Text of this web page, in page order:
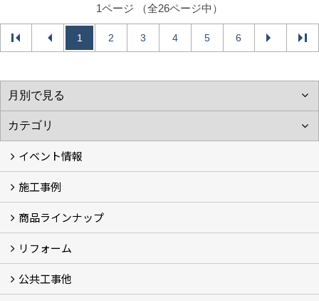
1ページ （全26ページ中）
1 2 3 4 5 6
イベント情報
イベント予告
過去のイベント
施工事例
フォトギャラリー
モデルハウス (7)
現場レポート
完工事例
お客様の声
商品ラインナップ
商品ラインアップ一覧
FAVO（フェイボ）【自由設計】
Lodina（ロディナ）【規格住宅】
全館空調システム
リフォーム
コンセプト (2)
選ばれる理由
施工実例（フォトギャラリー）
公共工事他